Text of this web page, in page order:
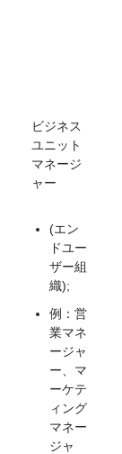
ビジネス
ユニット
マネージ
ャー
(エン
ドユー
ザー組
織);
例：営
業マネ
ージャ
ー、マ
ーケテ
ィング
マネー
ジャ